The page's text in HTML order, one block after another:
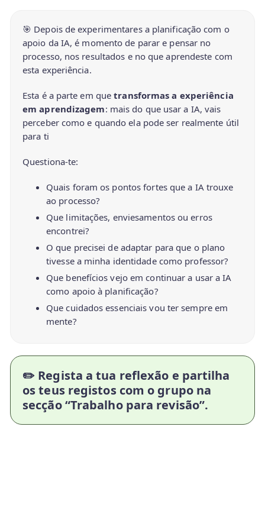
🎯 Depois de experimentares a planificação com o
apoio da IA, é momento de parar e pensar no
processo, nos resultados e no que aprendeste com
esta experiência.
Esta é a parte em que transformas a experiência
em aprendizagem: mais do que usar a IA, vais
perceber como e quando ela pode ser realmente útil
para ti
Questiona-te:
Quais foram os pontos fortes que a IA trouxe
ao processo?
Que limitações, enviesamentos ou erros
encontrei?
O que precisei de adaptar para que o plano
tivesse a minha identidade como professor?
Que benefícios vejo em continuar a usar a IA
como apoio à planificação?
Que cuidados essenciais vou ter sempre em
mente?
✏️ Regista a tua reflexão e partilha
os teus registos com o grupo na
secção “Trabalho para revisão”.